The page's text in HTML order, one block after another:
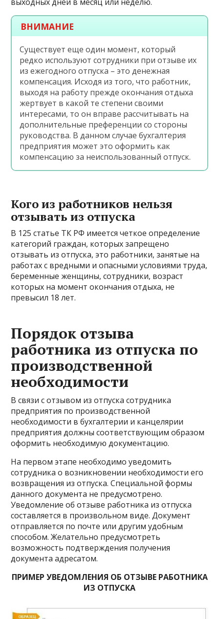
ВНИМАНИЕ
Существует еще один момент, который
редко используют сотрудники при отзыве их
из ежегодного отпуска – это денежная
компенсация. Исходя из того, что работник,
выходя на работу прежде окончания отдыха
жертвует в какой те степени своими
интересами, то он вправе рассчитывать на
дополнительные преференции со стороны
руководства. В данном случае бухгалтерия
предприятия может это оформить как
компенсацию за неиспользованный отпуск.
Кого из работников нельзя
отзывать из отпуска
В 125 статье ТК РФ имеется четкое определение
категорий граждан, которых запрещено
отзывать из отпуска, это работники, занятые на
работах с вредными и опасными условиями труда,
беременные женщины, сотрудники, возраст
которых на момент окончания отдыха, не
превысил 18 лет.
Порядок отзыва
работника из отпуска по
производственной
необходимости
В связи с отзывом из отпуска сотрудника
предприятия по производственной
необходимости в бухгалтерии и канцелярии
предприятия должны соответствующим образом
оформить необходимую документацию.
На первом этапе необходимо уведомить
сотрудника о возникновении необходимости его
возвращения из отпуска. Специальной формы
данного документа не предусмотрено.
Уведомление об отзыве работника из отпуска
составляется в произвольном виде. Документ
отправляется по почте или другим удобным
способом. Желательно предусмотреть
возможность подтверждения получения
документа адресатом.
ПРИМЕР УВЕДОМЛЕНИЯ ОБ ОТЗЫВЕ РАБОТНИКА
ИЗ ОТПУСКА